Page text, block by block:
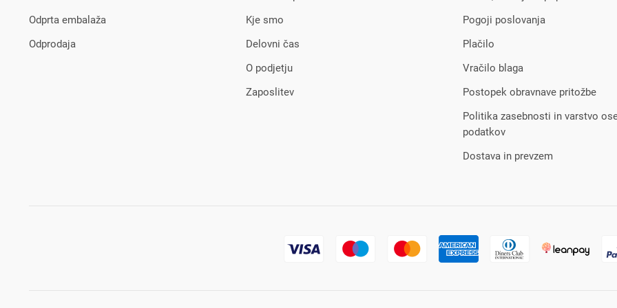
Odprta embalaža
Odprodaja
Kje smo
Delovni čas
O podjetju
Zaposlitev
Pogoji poslovanja
Plačilo
Vračilo blaga
Postopek obravnave pritožbe
Politika zasebnosti in varstvo
podatkov
Dostava in prevzem